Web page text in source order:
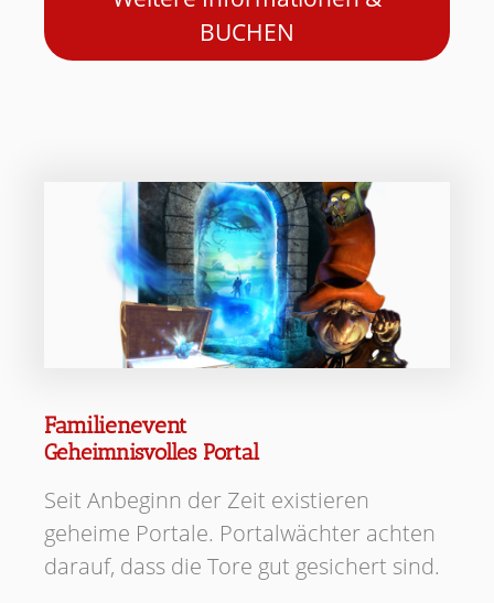
BUCHEN
Familienevent
Geheimnisvolles Portal
Seit Anbeginn der Zeit existieren
geheime Portale. Portalwächter achten
darauf, dass die Tore gut gesichert sind.